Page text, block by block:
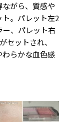
がら、質感や
。パレット左2
、パレット右
セットされ、
らかな血色感